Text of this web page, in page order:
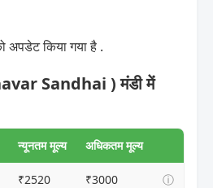
अपडेट किया गया है .
Sandhai ) मंडी में
न्यूनतम मूल्य अधिकतम मूल्य
₹2520 ₹3000 ⓘ